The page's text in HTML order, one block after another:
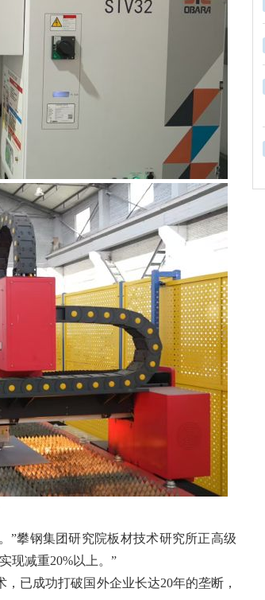
”攀钢集团研究院板材技术研究所正高级
现减重20%以上。”
已成功打破国外企业长达20年的垄断，